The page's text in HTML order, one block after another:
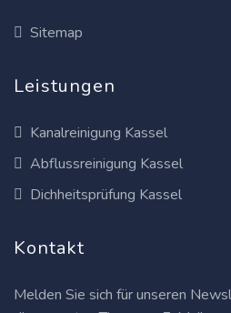
Sitemap
Leistungen
Kanalreinigung Kassel
Abflussreinigung Kassel
Dichheitsprüfung Kassel
Kontakt
Melden Sie sich für unseren